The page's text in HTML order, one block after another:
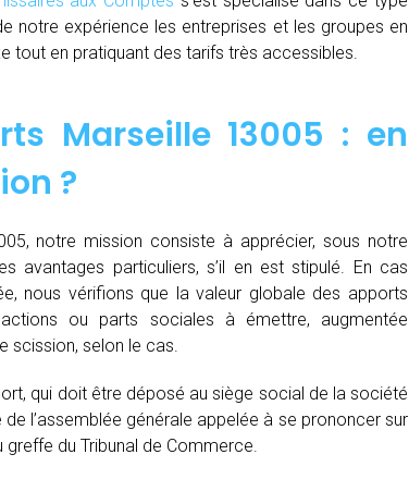
notre expérience les entreprises et les groupes en
tout en pratiquant des tarifs très accessibles.
Marseille 13005 : en
?
notre mission consiste à apprécier, sous notre
avantages particuliers, s’il en est stipulé. En cas
nous vérifions que la valeur globale des apports
ou parts sociales à émettre, augmentée
scission, selon le cas.
qui doit être déposé au siège social de la société
l’assemblée générale appelée à se prononcer sur
du Tribunal de Commerce.